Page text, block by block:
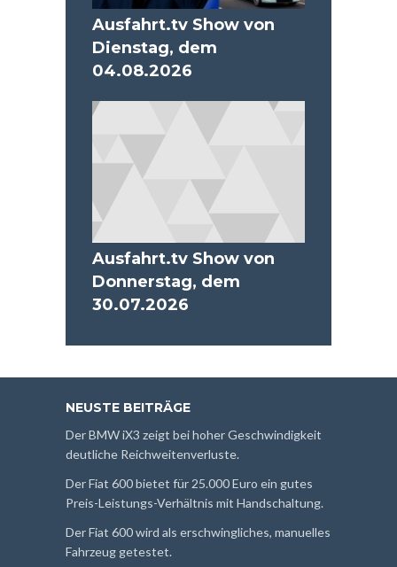
Ausfahrt.tv Show von
Dienstag, dem
04.08.2026
Ausfahrt.tv Show von
Donnerstag, dem
30.07.2026
NEUSTE BEITRÄGE
Der BMW iX3 zeigt bei hoher Geschwindigkeit
deutliche Reichweitenverluste.
Der Fiat 600 bietet für 25.000 Euro ein gutes
Preis-Leistungs-Verhältnis mit Handschaltung.
Der Fiat 600 wird als erschwingliches, manuelles
Fahrzeug getestet.